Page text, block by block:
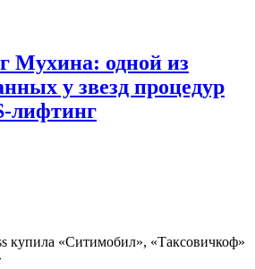
Мухина: одной из
у звезд процедур
лифтинг
купила «Ситимобил», «Таксовичкоф»